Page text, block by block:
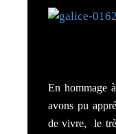
En hommage
avons pu
de vivre, le